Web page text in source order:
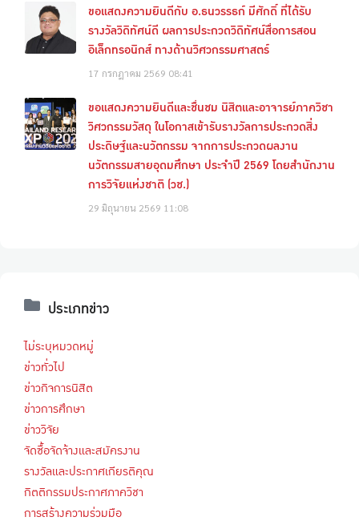
ขอแสดงความยินดีกับ อ.ธนวรรธก์ มีศักดิ์ ที่ได้รับ
รางวัลวิดิทัศน์ดี ผลการประกวดวิดิทัศน์สื่อการสอน
อิเล็กทรอนิกส์ ทางด้านวิศวกรรมศาสตร์
17 กรกฎาคม 2569 08:41
ขอแสดงความยินดีและชื่นชม นิสิตและอาจารย์ภาควิชา
วิศวกรรมวัสดุ ในโอกาสเข้ารับรางวัลการประกวดสิ่ง
ประดิษฐ์และนวัตกรรม จากการประกวดผลงาน
นวัตกรรมสายอุดมศึกษา ประจำปี 2569 โดยสำนักงาน
การวิจัยแห่งชาติ (วช.)
29 มิถุนายน 2569 11:08
ประเภทข่าว
ไม่ระบุหมวดหมู่
ข่าวทั่วไป
ข่าวกิจการนิสิต
ข่าวการศึกษา
ข่าววิจัย
จัดซื้อจัดจ้างและสมัครงาน
รางวัลและประกาศเกียรติคุณ
กิตติกรรมประกาศภาควิชา
การสร้างความร่วมมือ